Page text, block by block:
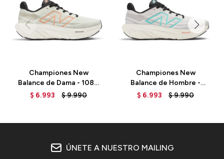
Championes New
Balance de Dama - 1080
V13 - W1080ACC -
$ 6.993 $9.990
Championes New
Balance de Hombre -
1080 - M1080AFF - GREY
$ 6.993 $9.990
ÚNETE A NUESTRO MAILING